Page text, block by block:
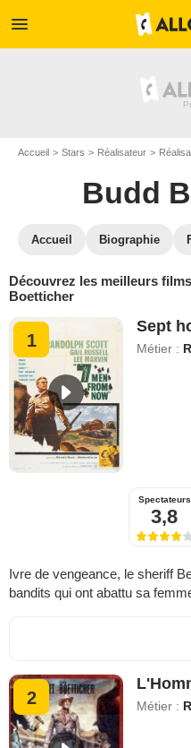
menu
Accueil Stars Réalisateur
Budd
Accueil Biographie
Découvrez les meilleurs
Boetticher
1
Sept
Métier :
Spectateurs
3,8
Ivre de vengeance, le sheriff
bandits qui ont abattu sa
2 Métier :